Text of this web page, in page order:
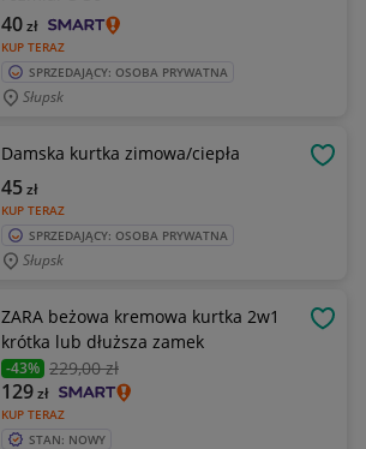
KUP TERAZ
40zł
SPRZEDAJĄCY: OSOBA PRYWATNA
Słupsk
Damska kurtka zimowa/ciepła
KUP TERAZ
45zł
SPRZEDAJĄCY: OSOBA PRYWATNA
Słupsk
ZARA beżowa kremowa kurtka 2w1
krótka lub dłuższa zamek
-43% 229,00 zł
KUP TERAZ
129zł
STAN: NOWY